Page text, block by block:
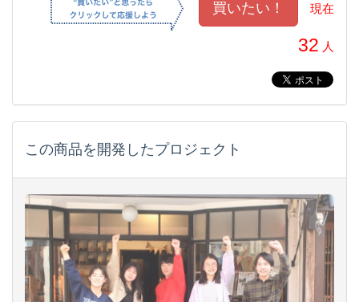
現在
32 人
この商品を開発したプロジェクト